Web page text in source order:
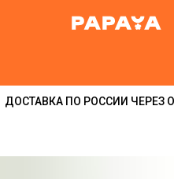
ДОСТАВКА ПО РОССИИ ЧЕРЕЗ